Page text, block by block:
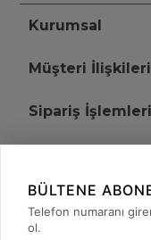
Kurumsal
Müşteri İlişkileri
Sipariş İşlemleri
+90
BÜLTENE
Telefon numaranı
ol.